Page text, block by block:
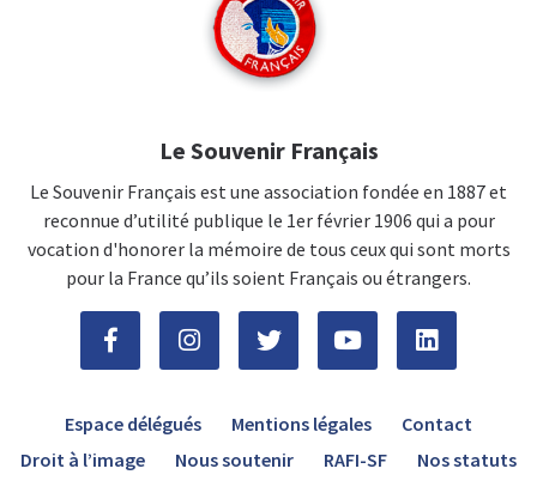
Le Souvenir Français
Le Souvenir Français est une association fondée en 1887 et
reconnue d’utilité publique le 1er février 1906 qui a pour
vocation d'honorer la mémoire de tous ceux qui sont morts
pour la France qu’ils soient Français ou étrangers.
Espace délégués Mentions légales
Contact
Droit à l’image
Nous soutenir RAFI-SF Nos statuts